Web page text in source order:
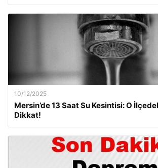
10/12/2025
Mersin’de 13 Saat Su Kesintisi: O
Dikkat!